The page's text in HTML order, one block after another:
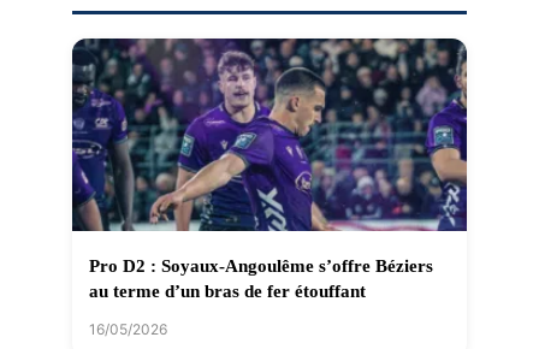
Pro D2 : Soyaux-Angoulême s’offre Béziers
au terme d’un bras de fer étouffant
16/05/2026